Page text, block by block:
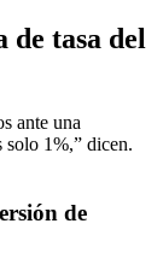
de tasa del
ante una
solo 1%,” dicen.
de